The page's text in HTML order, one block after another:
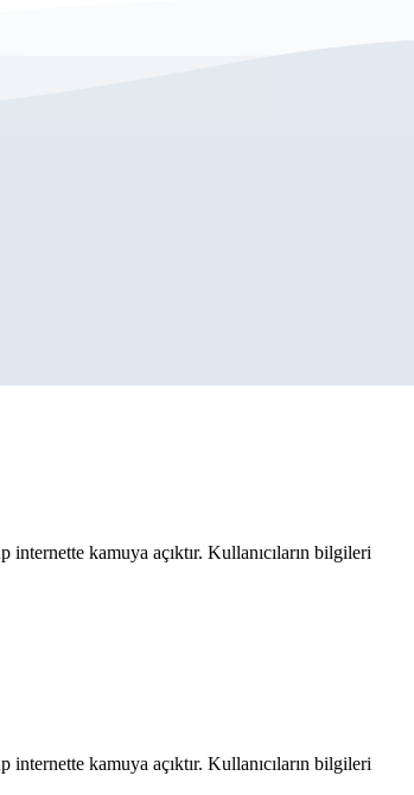
kamuya açıktır. Kullanıcıların bilgileri
kamuya açıktır. Kullanıcıların bilgileri